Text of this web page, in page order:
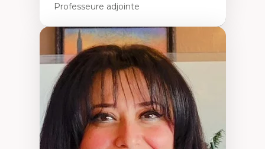
Professeure adjointe
Expertises
Acceptabilité, acceptation et adoption des
technologies
Technologies d'apprentissage innovantes
Insertion professionnelle du nouveau
personnel enseignant
Construction identitaire en milieu
minoritaire francophone
Technologies éducatives pour la formation
continue